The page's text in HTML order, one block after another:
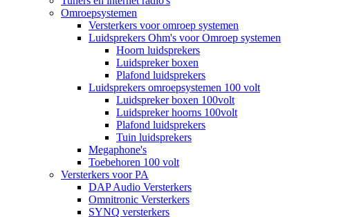
Omroepsystemen
Versterkers voor omroep systemen
Luidsprekers Ohm's voor Omroep systemen
Hoorn luidsprekers
Luidspreker boxen
Plafond luidsprekers
Luidsprekers omroepsystemen 100 volt
Luidspreker boxen 100volt
Luidspreker hoorns 100volt
Plafond luidsprekers
Tuin luidsprekers
Megaphone's
Toebehoren 100 volt
Versterkers voor PA
DAP Audio Versterkers
Omnitronic Versterkers
SYNQ versterkers